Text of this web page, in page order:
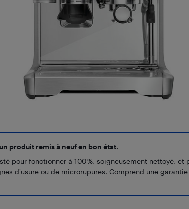
produit remis à neuf en bon état.
pour fonctionner à 100 %, soigneusement nettoyé, et
d'usure ou de microrupures. Comprend une